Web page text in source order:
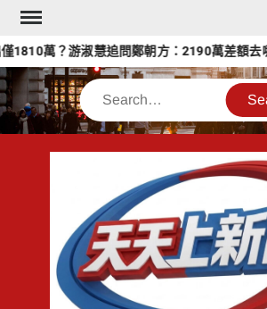
Skip
content萬？游淑慧追問鄭朝方：2190萬差額去哪了
Search